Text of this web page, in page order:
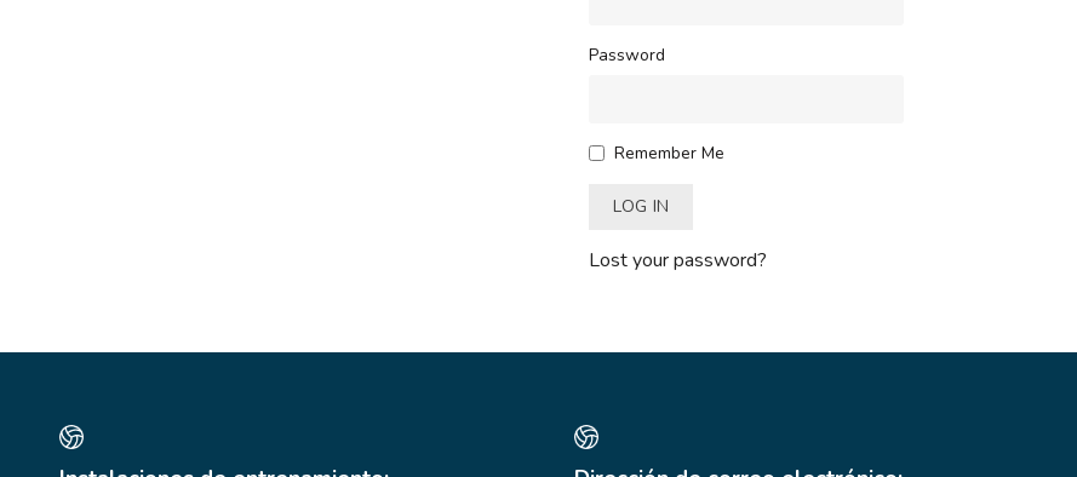
Password
Remember Me
Lost your password?